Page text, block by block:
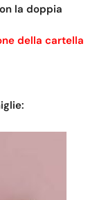
la doppia
della cartella